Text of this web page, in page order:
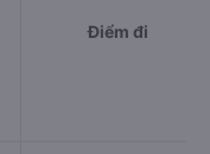
Điểm đi